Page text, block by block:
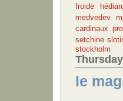
froide
medvedev
cardinaux
setchine
stockholm
le